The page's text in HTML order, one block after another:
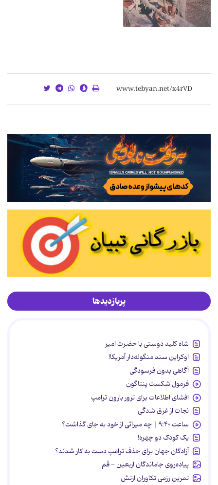
پربازدیدها
شاه کلید دوستی با حضرت امیر
اوکراین سند منگوله‌دار آمریکا!
آگاهی بدون فرسودگی
فرمول شکست پنتاگون
افشای اطلاعات برای ترور بارون ترامپ
نجات از غرق شدگی
ساعت ۹:۴۰ | چه میراثی از خود به جای گذاشت؟
یک کودک دو چهره!
آزادگان جهان برای حذف ترامپ دست به کار شدند؟
پیاده‌روی جاماندگان اربعین - قم
تمرین رزمی تکاوران ارتش